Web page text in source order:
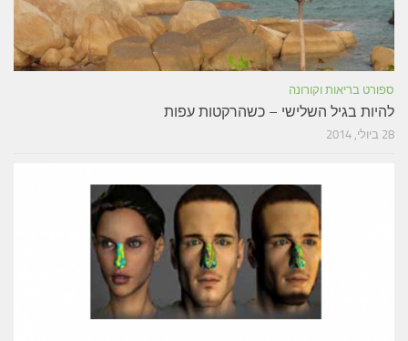
ספורט בריאות וקורונה
להיות בגיל השלישי – כשהרקטות עפות
28 ביולי, 2014